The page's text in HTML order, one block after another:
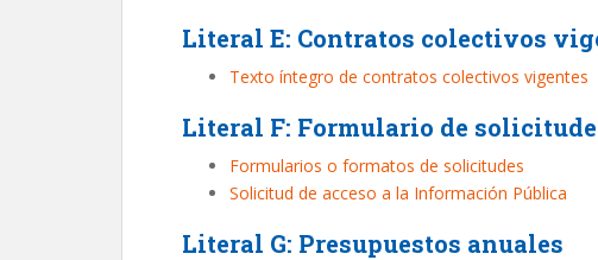
Literal E: Contratos colectivos
Texto íntegro de contratos colectivos vigentes
Literal F: Formulario de
Formularios o formatos de solicitudes
Solicitud de acceso a la Información Pública
Literal G: Presupuestos anuales